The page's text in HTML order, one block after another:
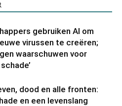
gebruiken AI om
virussen te creëren;
waarschuwen voor
dood en alle fronten:
en een levenslang